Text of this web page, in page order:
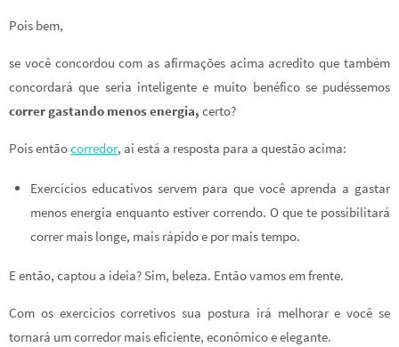
Pois bem,
se você concordou com as afirmações acima acredito que também
concordará que seria inteligente e muito benéfico se pudéssemos
correr gastando menos energia, certo?
Pois entãocorredor, ai está a resposta para a questão acima:
Exercícios educativos servem para que você aprenda a gastar
menos energia enquanto estiver correndo. O que te possibilitará
correr mais longe, mais rápido e por mais tempo.
E então, captou a ideia? Sim, beleza. Então vamos em frente.
Com os exercícios corretivos sua postura irá melhorar e você se
tornará um corredor mais eficiente, econômico e elegante.